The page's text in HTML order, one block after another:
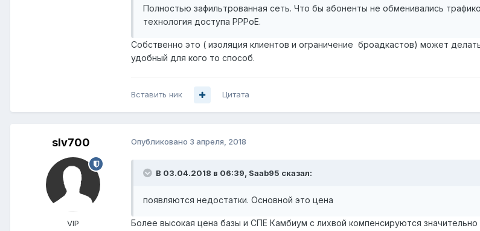
Полностью зафильтрованная сеть. Что бы абоненты не обменивались
технология доступа PPPoE.
Собственно это ( изоляция клиентов и ограничение броадкастов) может
удобный для кого то способ.
Вставить ник Цитата
slv700
VIP
Опубликовано 3 апреля, 2018
В 03.04.2018 в 06:39, Saab95 сказал:
появляются недостатки. Основной это цена
Более высокая цена базы и СПЕ Камбиум с лихвой компенсируются